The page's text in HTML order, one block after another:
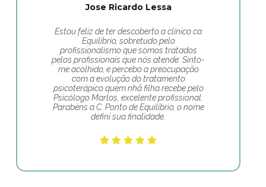
Jose Ricardo Lessa
Estou feliz de ter descoberto a clínico ca
Equilíbrio, sobretudo pelo
profissionalismo que somos tratados
pelos profissionais que nós atende. Sinto-
me acolhido, e percebo a preocupação
com a evolução do tratamento
psicoterápico quem nhã filha recebe pelo
Psicólogo Marlos, excelente profissional.
Parabéns a C. Ponto de Equilíbrio, o nome
defini sua finalidade.